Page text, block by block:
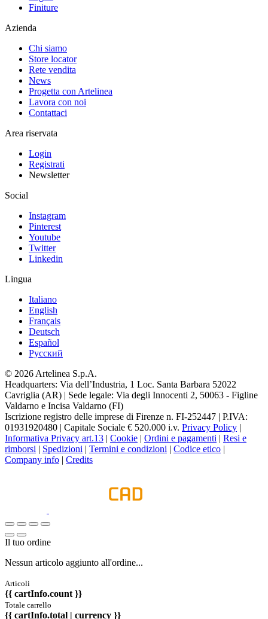
Finiture
Azienda
Chi siamo
Store locator
Rete vendita
News
Progetta con Artelinea
Lavora con noi
Contattaci
Area riservata
Login
Registrati
Newsletter
Social
Instagram
Pinterest
Youtube
Twitter
Linkedin
Lingua
Italiano
English
Français
Deutsch
Español
Pусский
© 2026 Artelinea S.p.A.
Headquarters: Via dell’Industria, 1 Loc. Santa Barbara 52022
Cavriglia (AR) | Sede legale: Via degli Innocenti 2, 50063 - Figline
Valdarno e Incisa Valdarno (FI)
Iscrizione registro delle imprese di Firenze n. FI-252447 | P.IVA:
01931920480 | Capitale Sociale € 520.000 i.v. Privacy Policy |
Informativa Privacy art.13 | Cookie | Ordini e pagamenti | Resi e
rimborsi | Spedizioni | Termini e condizioni | Codice etico |
Company info | Credits
Il tuo ordine
Nessun articolo aggiunto all'ordine...
Articoli
{{ cartInfo.count }}
Totale carrello
{{ cartInfo.total | currency }}